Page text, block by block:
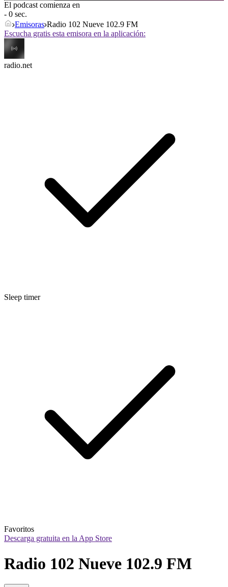
El podcast comienza en
- 0 sec.
Emisoras Radio 102 Nueve 102.9 FM
Escucha gratis esta emisora en la aplicación:
radio.net
Sleep timer
Favoritos
Descarga gratuita en la App Store
Radio 102 Nueve 102.9 FM